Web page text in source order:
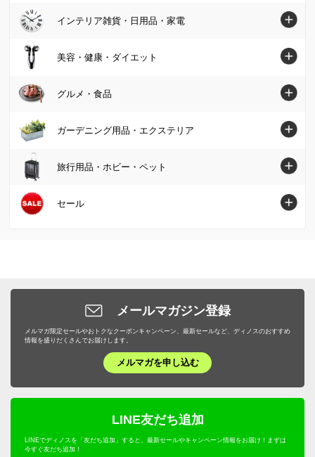
カーディガン・ボレロ
パーカー・スウェット/トレーナー
Tシャツ・カットソー
コート
ジャケット
フォーマル・スーツ・着物
大きいサイズ
ジュエリー・アクセサリー
財布・ケース・ポーチ
レディース腕時計
帽子・サングラス・手袋・ベルト
ストール・スカーフ・マフラー
傘・レイングッズ
ファッション小物 その他
デスク・机
テレビ台・テレビボード
リビング収納
本棚・ラック・シェルフ
キッチン収納・食器棚
下駄箱/玄関収納
子供部屋/キッズ収納・家具
ホームオフィス家具
仏壇・仏具
サステナブル
ソファーカバー・マルチカバー
クッション・カバー類
マットレス
肌掛け布団・ダウンケット
敷布団
毛布・タオルケット
布団セット
敷きパッド・ベッドパッド
枕・抱き枕
サステナブル
キッチン用品・調理器具トップへ
鍋・フライパン
保存容器・キャニスター・オイルポット
米びつ・ライスストッカー
キッチン用品収納
エプロン・割烹着
ケトル・やかん
包丁・キッチンツール
テーブルクロス・ランチョンマット
キッチン家電・調理家電
キッチンマット
インテリア雑貨・日用品・家電
インテリア雑貨・日用品・家電トップへ
インテリア雑貨
絵画・アート・ウォールデコレーション
インテリアグリーン・造花
掃除/お手入れ用品
トイレ用品・トイレマット
タオル・スリッパ
生活雑貨・便利グッズ
年中行事用品・季節商品
美容・健康・ダイエット
美容・健康・ダイエットトップへ
スキンケア・基礎化粧品
フェイスケア・美顔器
健康食品・サプリメント
ダイエット・エクササイズ
機能性シューズ・サンダル
オーラルケア・デンタルケア
グルメ・食品
グルメ・食品トップへ
グルメまとめ割
お惣菜
肉・卵・乳製品
野菜・果物
プロユース
保存食・非常食
ガーデニング用品・エクステリア
ガーデニング用品・エクステリアトップへ
屋外収納庫・物置
敷石・防草シート・芝
プランター・植木鉢・鉢カバー
フラワースタンド・プランタースタンド・花台
エアコン室外機カバー
屋外ゴミ箱/保管庫
旅行用品・ホビー・ペット
旅行用品・ホビー・ペットトップへ
旅行用便利グッズ
キッズ・ベビー
キャラクターグッズ
ホビー雑貨
セール
カーテン・ラグ・ソファカバー
インテリア雑貨・日用品・家電
メールマガジン登録
メルマガ限定セールやおトクなクーポンキャンペーン、最新セールなど、ディノスのおすすめ
情報を盛りだくさんでお届けします。
メルマガを申し込む
LINE友だち追加
LINEでディノスを「友だち追加」すると、最新セールやキャンペーン情報をお届け！まずは
今すぐ友だち追加！